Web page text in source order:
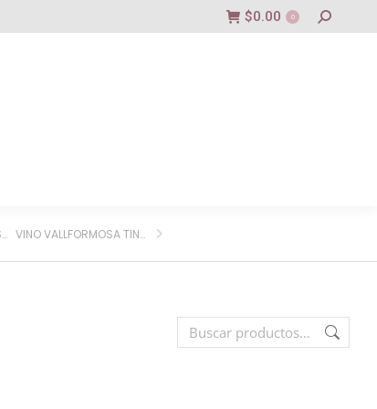
$0.00 0
VINO MANCURA ETNIA SEMI SWEET RED BLEND VINO VALLFORMOSA TINTO LA VIÑA